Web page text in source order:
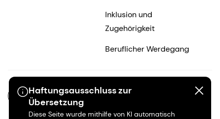
Haftungsausschluss zur
Übersetzung
Diese Seite wurde mithilfe von KI automatisch
Inklusion und
Zugehörigkeit
Beruflicher Werdegang
DE-DE